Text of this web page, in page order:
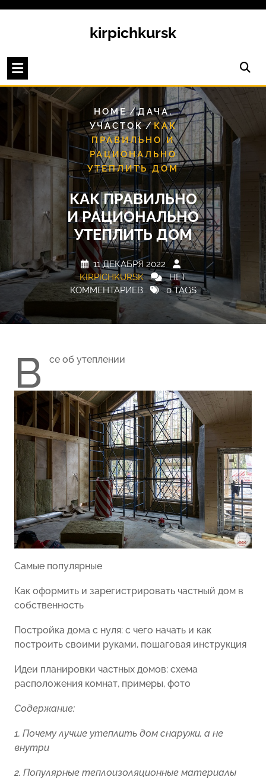
kirpichkursk
HOME/ДАЧА,
УЧАСТОК/КАК
ПРАВИЛЬНО И
РАЦИОНАЛЬНО
УТЕПЛИТЬ ДОМ
КАК ПРАВИЛЬНО
И РАЦИОНАЛЬНО
УТЕПЛИТЬ ДОМ
11 ДЕКАБРЯ 2022
KIRPICHKURSK
НЕТ
КОММЕНТАРИЕВ
0 TAGS
В се об утеплении
Самые популярные
Как оформить и зарегистрировать частный дом в
собственность
Постройка дома с нуля: с чего начать и как
построить своими руками, пошаговая инструкция
Идеи планировки частных домов: схема
расположения комнат, примеры, фото
Содержание:
1. Почему лучше утеплить дом снаружи, а не
внутри
2. Популярные теплоизоляционные материалы